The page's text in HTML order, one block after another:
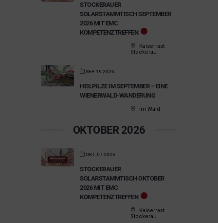
STOCKERAUER
SOLARSTAMMTISCH SEPTEMBER
2026 MIT EMC
KOMPETENZTREFFEN
Kaiserrast
Stockerau
SEP. 19 2026
HEILPILZE IM SEPTEMBER – EINE
WIENERWALD-WANDERUNG
im Wald
OKTOBER 2026
OKT. 07 2026
STOCKERAUER
SOLARSTAMMTISCH OKTOBER
2026 MIT EMC
KOMPETENZTREFFEN
Kaiserrast
Stockerau